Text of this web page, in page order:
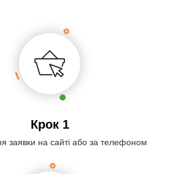
Крок 1
заявки на сайті або за телефоном